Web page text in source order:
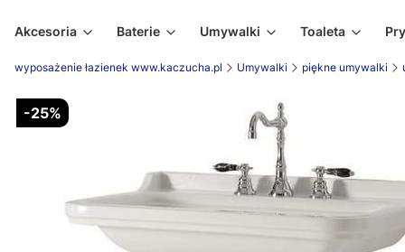
Akcesoria Baterie Umywalki Toaleta
wyposażenie łazienek www.kaczucha.pl Umywalki piękne umywalki
-25%